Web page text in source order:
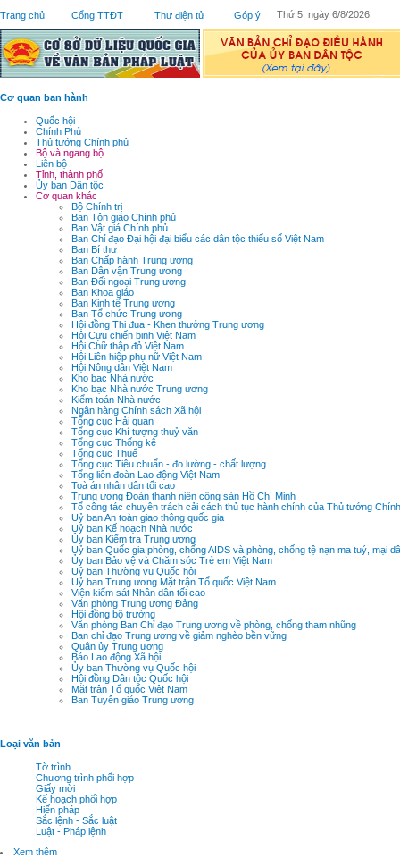
Trang chủ Cổng TTĐT Thư điện tử Góp ý Thứ 5, ngày 6/8/2026
Cơ quan ban hành
Quốc hội
Chính Phủ
Thủ tướng Chính phủ
Bộ và ngang bộ
Liên bộ
Tỉnh, thành phố
Ủy ban Dân tộc
Cơ quan khác
Bộ Chính trị
Ban Tôn giáo Chính phủ
Ban Vật giá Chính phủ
Ban Chỉ đạo Đại hội đại biểu các dân tộc thiểu số Việt Nam
Ban Bí thư
Ban Chấp hành Trung ương
Ban Dân vận Trung ương
Ban Đối ngoại Trung ương
Ban Khoa giáo
Ban Kinh tế Trung ương
Ban Tổ chức Trung ương
Hội đồng Thi đua - Khen thưởng Trung ương
Hội Cựu chiến binh Việt Nam
Hội Chữ thập đỏ Việt Nam
Hội Liên hiệp phụ nữ Việt Nam
Hội Nông dân Việt Nam
Kho bạc Nhà nước
Kho bạc Nhà nước Trung ương
Kiểm toán Nhà nước
Ngân hàng Chính sách Xã hội
Tổng cục Hải quan
Tổng cục Khí tượng thuỷ văn
Tổng cục Thống kê
Tổng cục Thuế
Tổng cục Tiêu chuẩn - đo lường - chất lượng
Tổng liên đoàn Lao động Việt Nam
Toà án nhân dân tối cao
Trung ương Đoàn thanh niên cộng sản Hồ Chí Minh
Tổ công tác chuyên trách cải cách thủ tục hành chính của Thủ tướng
Uỷ ban An toàn giao thông quốc gia
Uỷ ban Kế hoạch Nhà nước
Ủy ban Kiểm tra Trung ương
Uỷ ban Quốc gia phòng, chống AIDS và phòng, chống tệ nạn ma tuý, mại
Ủy ban Bảo vệ và Chăm sóc Trẻ em Việt Nam
Uỷ ban Thường vụ Quốc hội
Uỷ ban Trung ương Mặt trận Tổ quốc Việt Nam
Viện kiểm sát Nhân dân tối cao
Văn phòng Trung ương Đảng
Hội đồng bộ trưởng
Văn phòng Ban Chỉ đạo Trung ương về phòng, chống tham nhũng
Ban chỉ đạo Trung ương về giảm nghèo bền vững
Quân ủy Trung ương
Báo Lao động Xã hội
Ủy ban Thường vụ Quốc hội
Hội đồng Dân tộc Quốc hội
Mặt trận Tổ quốc Việt Nam
Ban Tuyên giáo Trung ương
Loại văn bản
Tờ trình
Chương trình phối hợp
Giấy mời
Kế hoạch phối hợp
Hiến pháp
Sắc lệnh - Sắc luật
Luật - Pháp lệnh
Xem thêm